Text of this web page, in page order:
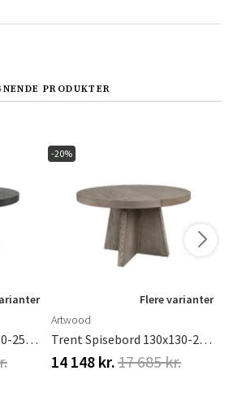
Suomi
PRODUKTER
Trent Udtræksbord 130-250x130 Cm Sort
-20%
Flere varianter
Artwood
Trent Spisebord 130x130-250 Cm Antikgrå
14 148 kr.17 685 kr.